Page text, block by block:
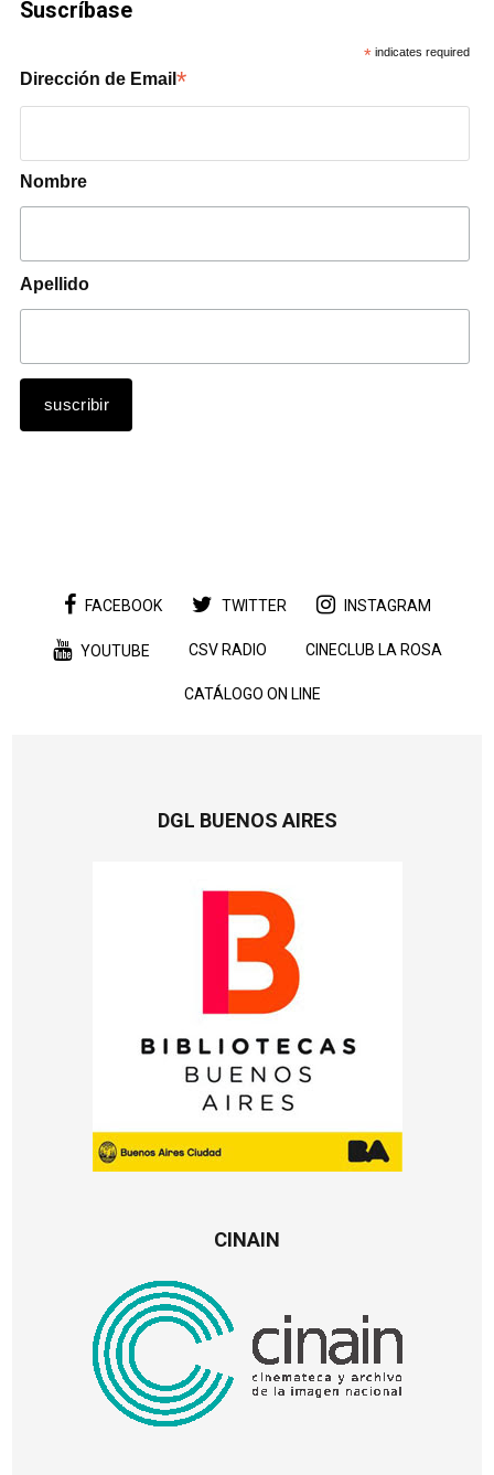
Suscríbase
* indicates required
Dirección de Email*
Nombre
Apellido
FACEBOOK TWITTER INSTAGRAM
YOUTUBE CSV RADIO CINECLUB LA ROSA
CATÁLOGO ON LINE
DGL BUENOS AIRES
CINAIN